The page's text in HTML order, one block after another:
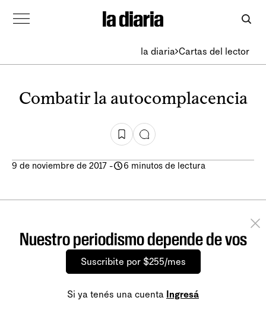
la diaria Cartas del lector
Combatir la autocomplacencia
9 de noviembre de 2017 - 6 minutos de lectura
Nuestro periodismo depende de vos
Suscribite por $255/mes
Si ya tenés una cuenta Ingresá